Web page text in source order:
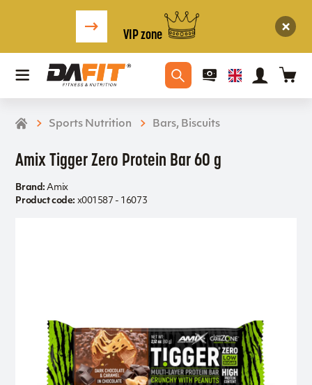
VIP zone
Sports Nutrition Bars, Biscuits
Amix Tigger Zero Protein Bar 60 g
Brand: Amix
Product code: x001587 - 16073